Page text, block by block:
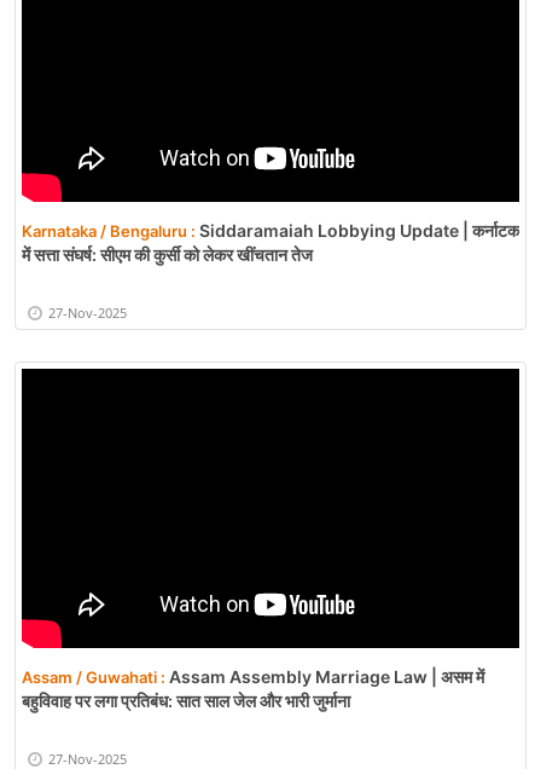
Karnataka / Bengaluru : Siddaramaiah Lobbying Update | कर्नाटक
में सत्ता संघर्ष: सीएम की कुर्सी को लेकर खींचतान तेज
27-Nov-2025
Assam / Guwahati : Assam Assembly Marriage Law | असम में
बहुविवाह पर लगा प्रतिबंध: सात साल जेल और भारी जुर्माना
27-Nov-2025